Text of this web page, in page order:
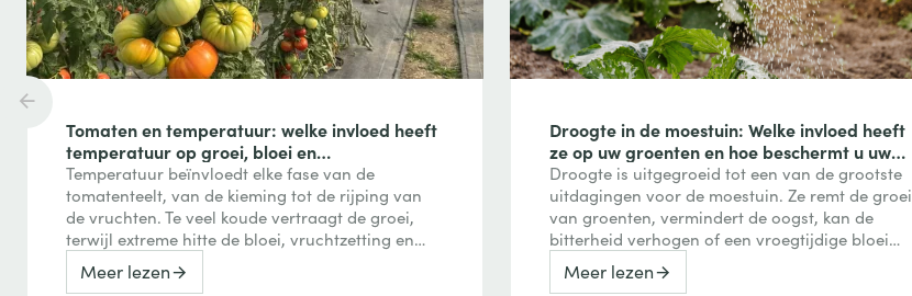
Tomaten en temperatuur: welke invloed heeft
temperatuur op groei, bloei en
vruchtvorming?
Temperatuur beïnvloedt elke fase van de
tomatenteelt, van de kieming tot de rijping van
de vruchten. Te veel koude vertraagt de groei,
terwijl extreme hitte de bloei, vruchtzetting en
zelfs de kleuring van tomaten kan verstoren.
Ontdek hoe je deze reacties herkent en er tijdens
Meer lezen
Droogte in de moestuin: Welke invloed heeft
ze op uw groenten en hoe beschermt u uw
gewassen?
Droogte is uitgegroeid tot een van de grootste
uitdagingen voor de moestuin. Ze remt de groei
van groenten, vermindert de oogst, kan de
bitterheid verhogen of een vroegtijdige bloei
veroorzaken, maar kan ook de smaak van
bepaalde vruchten versterken. Ontdek hoe een
Meer lezen